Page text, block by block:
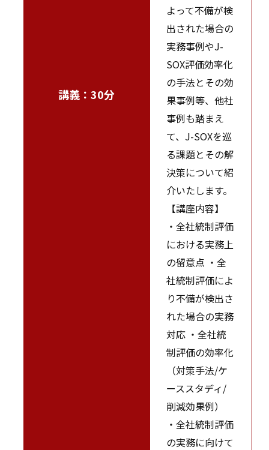
講義：30分
よって不備が検
出された場合の
実務事例やJ-
SOX評価効率化
の手法とその効
果事例等、他社
事例も踏まえ
て、J-SOXを巡
る課題とその解
決策について紹
介いたします。
【講座内容】
・全社統制評価
における実務上
の留意点 ・全
社統制評価によ
り不備が検出さ
れた場合の実務
対応 ・全社統
制評価の効率化
（対策手法/ケ
ーススタディ/
削減効果例）
・全社統制評価
の実務に向けて